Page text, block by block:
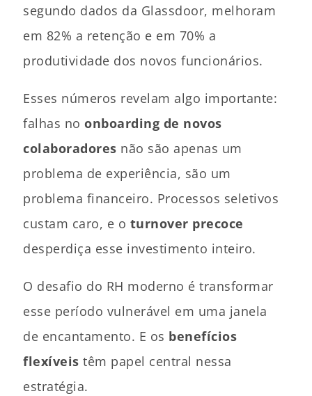
segundo dados da Glassdoor, melhoram
em 82% a retenção e em 70% a
produtividade dos novos funcionários.
Esses números revelam algo importante:
falhas no onboarding de novos
colaboradores não são apenas um
problema de experiência, são um
problema financeiro. Processos seletivos
custam caro, e o turnover precoce
desperdiça esse investimento inteiro.
O desafio do RH moderno é transformar
esse período vulnerável em uma janela
de encantamento. E os benefícios
flexíveis têm papel central nessa
estratégia.